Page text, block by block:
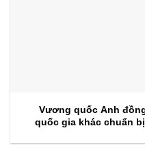
Vương quốc Anh
quốc gia khác chuẩn